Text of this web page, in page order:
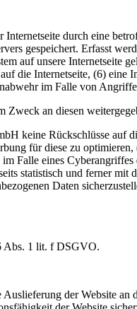
durch eine
gespeichert. Erfasst
auf unsere Internetseite
die Internetseite, (6)
im Falle von
an diesen
keine Rückschlüsse
für diese zu
Falle eines
statistisch und ferner
Daten
Abs. 1 lit. f DSGVO.
der Website